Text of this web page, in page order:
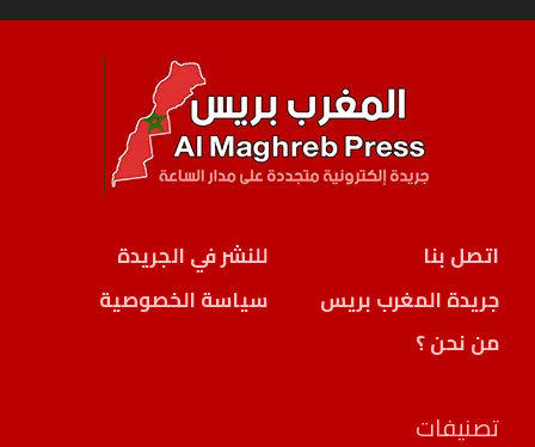
اتصل بنا
للنشر في الجريدة
جريدة المغرب بريس
سياسة الخصوصية
من نحن ؟
تصنيفات